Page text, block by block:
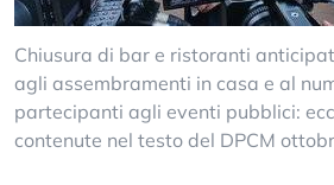
Chiusura di bar e ristoranti
agli assembramenti in casa e al
partecipanti agli eventi pubblici:
contenute nel testo del DPCM